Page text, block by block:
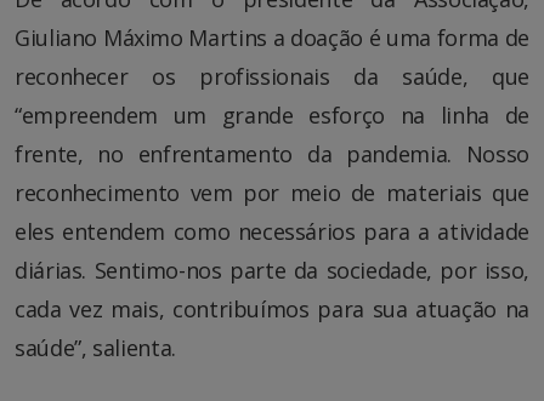
Giuliano Máximo Martins a doação é uma forma de
reconhecer os profissionais da saúde, que
“empreendem um grande esforço na linha de
frente, no enfrentamento da pandemia. Nosso
reconhecimento vem por meio de materiais que
eles entendem como necessários para a atividade
diárias. Sentimo-nos parte da sociedade, por isso,
cada vez mais, contribuímos para sua atuação na
saúde”, salienta.